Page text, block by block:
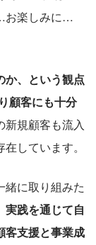
お楽しみに…
か、という観点
顧客にも十分
新規顧客も流入
しています。
緒に取り組みた
実践を通じて自
客支援と事業成